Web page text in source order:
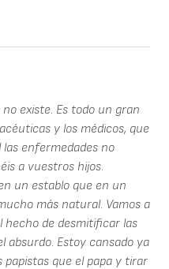
existe. Es todo un gran
y los médicos, que
las enfermedades no
a vuestros hijos.
un establo que en un
más natural. Vamos a
hecho de desmitificar las
absurdo. Estoy cansado ya
papistas que el papa y tirar